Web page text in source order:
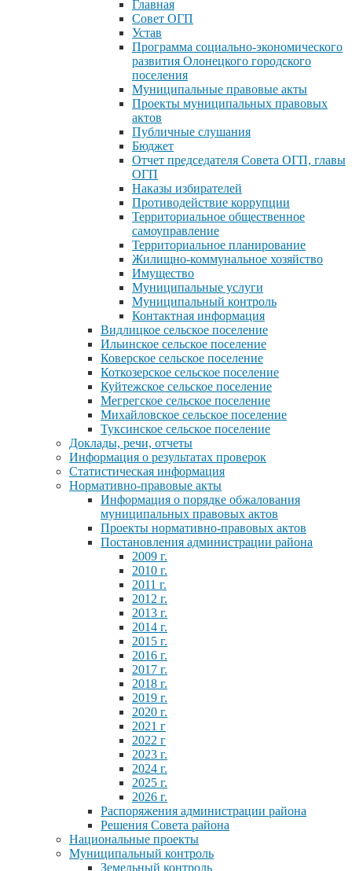
Главная
Совет ОГП
Устав
Программа социально-экономического
развития Олонецкого городского
поселения
Муниципальные правовые акты
Проекты муниципальных правовых
актов
Публичные слушания
Бюджет
Отчет председателя Совета ОГП, главы
ОГП
Наказы избирателей
Противодействие коррупции
Территориальное общественное
самоуправление
Территориальное планирование
Жилищно-коммунальное хозяйство
Имущество
Муниципальные услуги
Муниципальный контроль
Контактная информация
Видлицкое сельское поселение
Ильинское сельское поселение
Коверское сельское поселение
Коткозерское сельское поселение
Куйтежское сельское поселение
Мегрегское сельское поселение
Михайловское сельское поселение
Туксинское сельское поселение
Доклады, речи, отчеты
Информация о результатах проверок
Статистическая информация
Нормативно-правовые акты
Информация о порядке обжалования
муниципальных правовых актов
Проекты нормативно-правовых актов
Постановления администрации района
2009 г.
2010 г.
2011 г.
2012 г.
2013 г.
2014 г.
2015 г.
2016 г.
2017 г.
2018 г.
2019 г.
2020 г.
2021 г
2022 г
2023 г.
2024 г.
2025 г.
2026 г.
Распоряжения администрации района
Решения Совета района
Национальные проекты
Муниципальный контроль
Земельный контроль